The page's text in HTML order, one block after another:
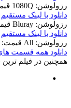
رزولوشن: 1080Q
قيمت:
دانلود با لينک مستقيم
رزولوشن: Bluray
قيمت:
دانلود با لينک مستقيم
رزولوشن: All
قيمت: 10000 تومان
دانلود همه قسمت
همچنين در فيلم ترين